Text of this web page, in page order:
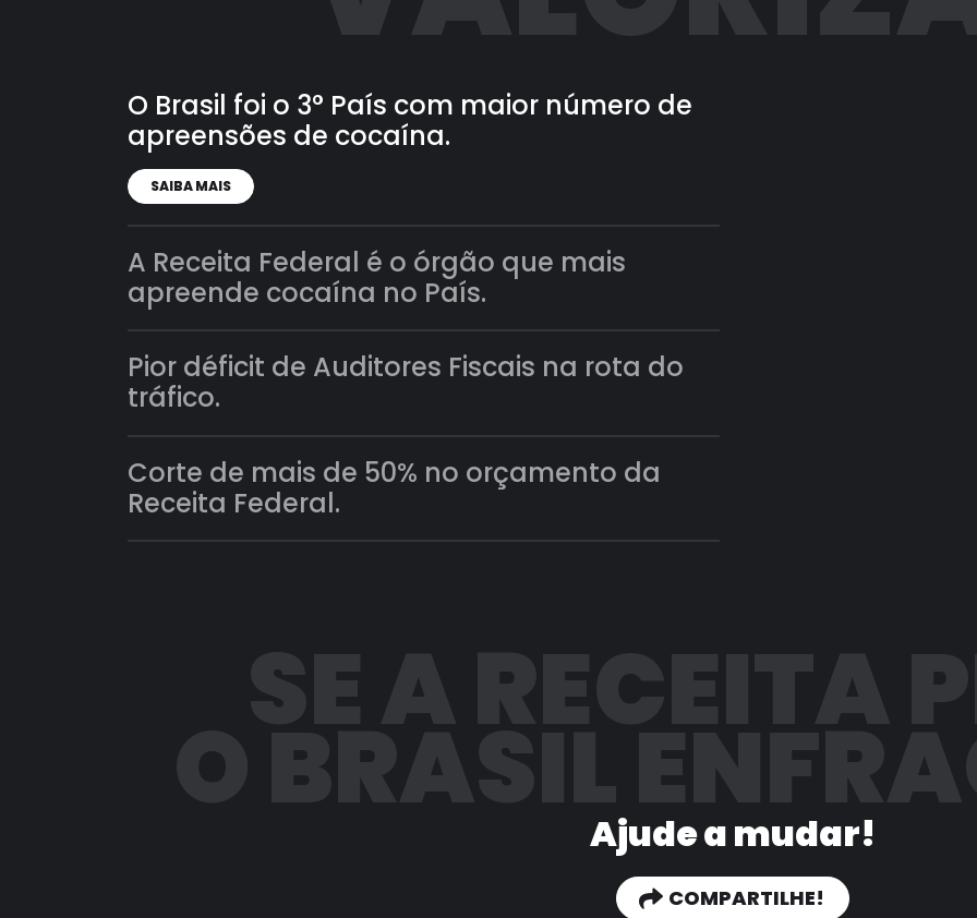
O Brasil foi o 3° País com maior número de
apreensões de cocaína.
SAIBA MAIS
A Receita Federal é o órgão que mais
apreende cocaína no País.
Pior déficit de Auditores Fiscais na rota do
tráfico.
Corte de mais de 50% no orçamento da
Receita Federal.
Ajude a mudar!
COMPARTILHE!